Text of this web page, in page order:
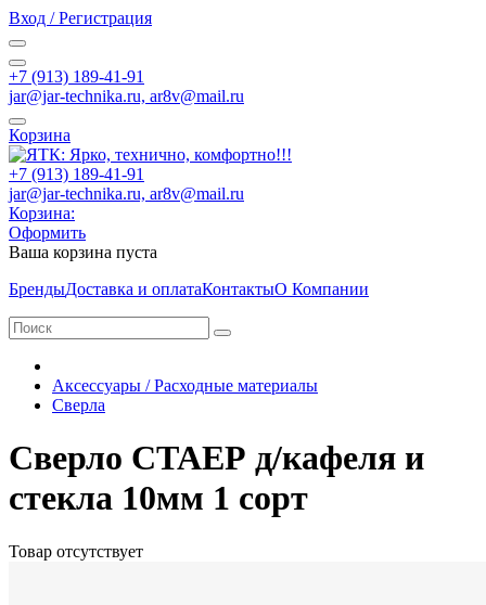
Вход / Регистрация
+7 (913) 189-41-91
jar@jar-technika.ru, ar8v@mail.ru
Корзина
+7 (913) 189-41-91
jar@jar-technika.ru, ar8v@mail.ru
Корзина:
Оформить
Ваша корзина пуста
БрендыДоставка и оплатаКонтактыО Компании
Аксессуары / Расходные материалы
Сверла
Сверло СТАЕР д/кафеля и
стекла 10мм 1 сорт
Товар отсутствует